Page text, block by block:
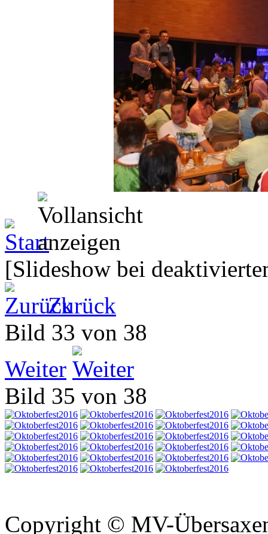
[Slideshow bei
Zurück
Bild 33 von 38
Weiter
Bild 35 von 38
Copyright © MV-